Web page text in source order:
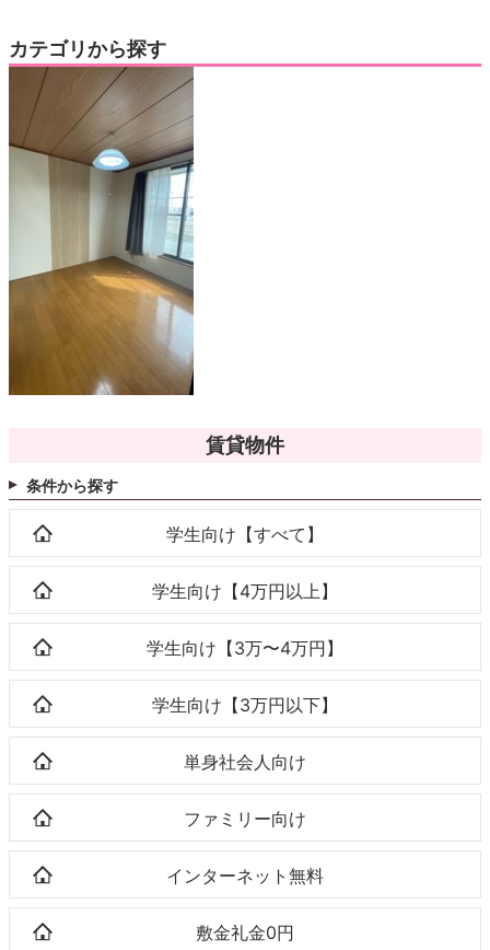
カテゴリから探す
賃貸物件
条件から探す
学生向け【すべて】
学生向け【4万円以上】
学生向け【3万〜4万円】
学生向け【3万円以下】
単身社会人向け
ファミリー向け
インターネット無料
敷金礼金0円